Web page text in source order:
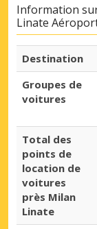
Information
Linate
Destination
Groupes de
voitures
Total des
points de
location de
voitures
près Milan
Linate